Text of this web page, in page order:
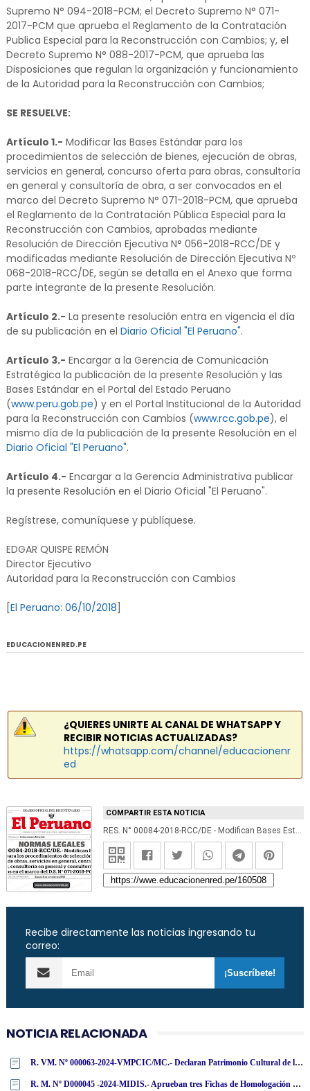
Supremo N° 094-2018-PCM; el Decreto Supremo N° 071-
2017-PCM que aprueba el Reglamento de la Contratación
Publica Especial para la Reconstrucción con Cambios; y, el
Decreto Supremo N° 088-2017-PCM, que aprueba las
Disposiciones que regulan la organización y funcionamiento
de la Autoridad para la Reconstrucción con Cambios;
SE RESUELVE:
Artículo 1.- Modificar las Bases Estándar para los
procedimientos de selección de bienes, ejecución de obras,
servicios en general, concurso oferta para obras, consultoría
en general y consultoría de obra, a ser convocados en el
marco del Decreto Supremo N° 071-2018-PCM, que aprueba
el Reglamento de la Contratación Pública Especial para la
Reconstrucción con Cambios, aprobadas mediante
Resolución de Dirección Ejecutiva N° 056-2018-RCC/DE y
modificadas mediante Resolución de Dirección Ejecutiva Nº
068-2018-RCC/DE, según se detalla en el Anexo que forma
parte integrante de la presente Resolución.
Artículo 2.- La presente resolución entra en vigencia el día
de su publicación en el Diario Oficial "El Peruano".
Artículo 3.- Encargar a la Gerencia de Comunicación
Estratégica la publicación de la presente Resolución y las
Bases Estándar en el Portal del Estado Peruano
(www.peru.gob.pe) y en el Portal Institucional de la Autoridad
para la Reconstrucción con Cambios (www.rcc.gob.pe), el
mismo día de la publicación de la presente Resolución en el
Diario Oficial "El Peruano".
Artículo 4.- Encargar a la Gerencia Administrativa publicar
la presente Resolución en el Diario Oficial "El Peruano".
Regístrese, comuníquese y publíquese.
EDGAR QUISPE REMÓN
Director Ejecutivo
Autoridad para la Reconstrucción con Cambios
[El Peruano: 06/10/2018
EDUCACIONENRED.PE
¿QUIERES UNIRTE AL CANAL DE WHATSAPP Y
RECIBIR NOTICIAS ACTUALIZADAS?
https://whatsapp.com/channel/educacionenr
ed
COMPARTIR ESTA NOTICIA
RES. N° 00084-2018-RCC/DE - Modifican Bases Estándar para los procedimientos de selección de bienes, ejecución de obras, servicios en general, concurso oferta para obras, consultoría en general y consultoría de obra, convocados en el marco del D.S. N° 071-2018-PCM - www.pcm.gob.pe
Recibe directamente las noticias ingresando tu
correo:
NOTICIA RELACIONADA
R. VM. Nº 000063-2024-VMPCIC/MC.- Declaran Patrimonio Cultural de la Nación cincuenta bienes muebles repatriados de la República Federal de Alemania
R. M. Nº D000045 -2024-MIDIS.- Aprueban tres Fichas de Homologación de Buzos de Poliéster en Polar